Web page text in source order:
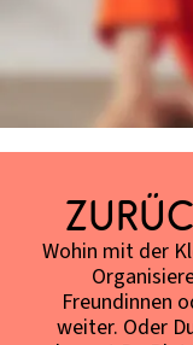
Wohin mit der
Freundinnen
weiter. Oder